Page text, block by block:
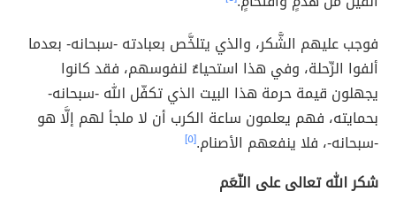
فوجب عليهم الشُّكر، والذي يتلخَّص بعبادته -سبحانه- بعدما
ألفوا الرِّحلة، وفي هذا استحياءٌ لنفوسهم، فقد كانوا
يجهلون قيمة حرمة هذا البيت الذي تكفّل الله -سبحانه-
بحمايته، فهم يعلمون ساعة الكرب أن لا ملجأ لهم إلَّا هو
-سبحانه-، فلا ينفعهم الأصنام.[٥]
شكر الله تعالى على النّعَم